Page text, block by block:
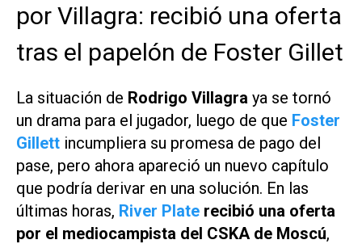
por Villagra: recibió una oferta
tras el papelón de Foster Gillet
La situación de Rodrigo Villagra ya se tornó
un drama para el jugador, luego de que Foster
Gillett incumpliera su promesa de pago del
pase, pero ahora apareció un nuevo capítulo
que podría derivar en una solución. En las
últimas horas, River Plate recibió una oferta
por el mediocampista del CSKA de Moscú,